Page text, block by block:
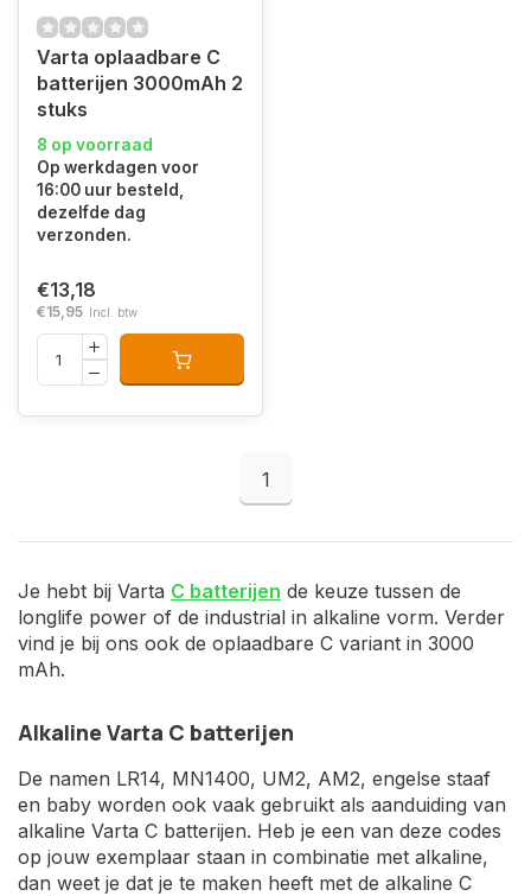
Varta oplaadbare C
batterijen 3000mAh 2
stuks
8 op voorraad
Op werkdagen voor
16:00 uur besteld,
dezelfde dag
verzonden.
€13,18
€15,95 Incl. btw
1
Je hebt bij Varta C batterijen de keuze tussen de
longlife power of de industrial in alkaline vorm. Verder
vind je bij ons ook de oplaadbare C variant in 3000
mAh.
Alkaline Varta C batterijen
De namen LR14, MN1400, UM2, AM2, engelse staaf
en baby worden ook vaak gebruikt als aanduiding van
alkaline Varta C batterijen. Heb je een van deze codes
op jouw exemplaar staan in combinatie met alkaline,
dan weet je dat je te maken heeft met de alkaline C